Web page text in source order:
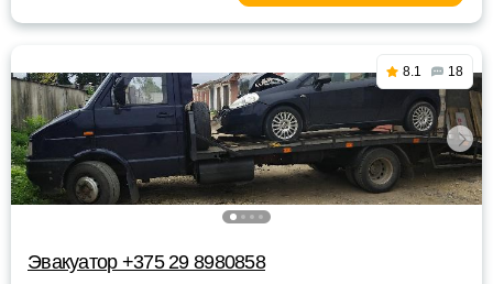
8.1 18
Эвакуатор +375 29 8980858